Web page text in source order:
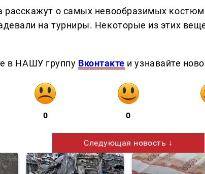
расскажут о самых невообразимых
на турниры. Некоторые из этих
в НАШУ группу Вконтакте и узнавайте
0 0
Следующая новость ↓